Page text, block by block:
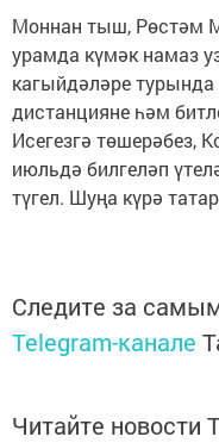
Моннан тыш, Рөстәм
урамда күмәк намаз
кагыйдәләре турында
дистанцияне һәм
Исегезгә төшерәбез,
июльдә билгеләп
түгел. Шуңа күрә
Следите за
Telegram-канале
Читайте новости